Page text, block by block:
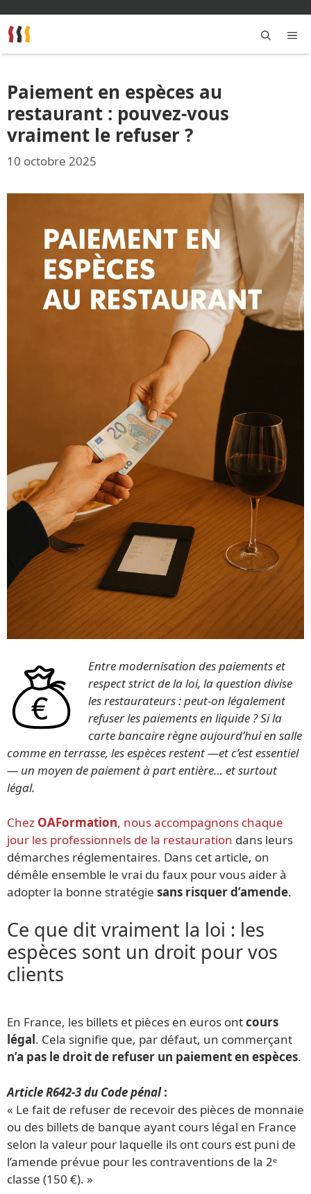
au
contenu
Paiement en espèces au
restaurant : pouvez-vous
vraiment le refuser ?
10 octobre 2025
Entre modernisation des paiements et
respect strict de la loi, la question divise
les restaurateurs : peut-on légalement
refuser les paiements en liquide ? Si la
carte bancaire règne aujourd’hui en salle
comme en terrasse, les espèces restent —et c’est essentiel
— un moyen de paiement à part entière… et surtout
légal.
Chez OAFormation, nous accompagnons chaque
jour les professionnels de la restauration dans leurs
démarches réglementaires. Dans cet article, on
démêle ensemble le vrai du faux pour vous aider à
adopter la bonne stratégie sans risquer d’amende.
Ce que dit vraiment la loi : les
espèces sont un droit pour vos
clients
En France, les billets et pièces en euros ontcours
légal. Cela signifie que, par défaut, un commerçant
n’a pas le droit de refuser un paiement en espèces.
Article R642-3 du Code pénal:
« Le fait de refuser de recevoir des pièces de monnaie
ou des billets de banque ayant cours légal en France
selon la valeur pour laquelle ils ont cours est puni de
l’amende prévue pour les contraventions de la 2ᵉ
classe (150 €). »